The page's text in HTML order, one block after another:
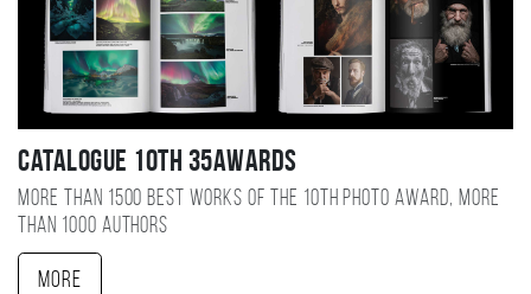
Catalogue 10TH 35AWARDS
More than 1500 best works of the 10TH photo award, more
than 1000 authors
More